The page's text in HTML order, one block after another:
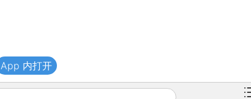
App 内打开